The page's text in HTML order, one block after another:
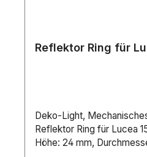
Reflektor Ring für
Deko-Light,
Reflektor Ring für Lucea
Höhe: 24 mm,